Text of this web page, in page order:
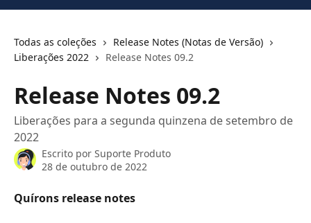
Todas as coleções
Release Notes (Notas de Versão)
Liberações 2022
Release Notes 09.2
Release Notes 09.2
Liberações para a segunda quinzena de setembro de
2022
Escrito por Suporte Produto
28 de outubro de 2022
Quírons release notes